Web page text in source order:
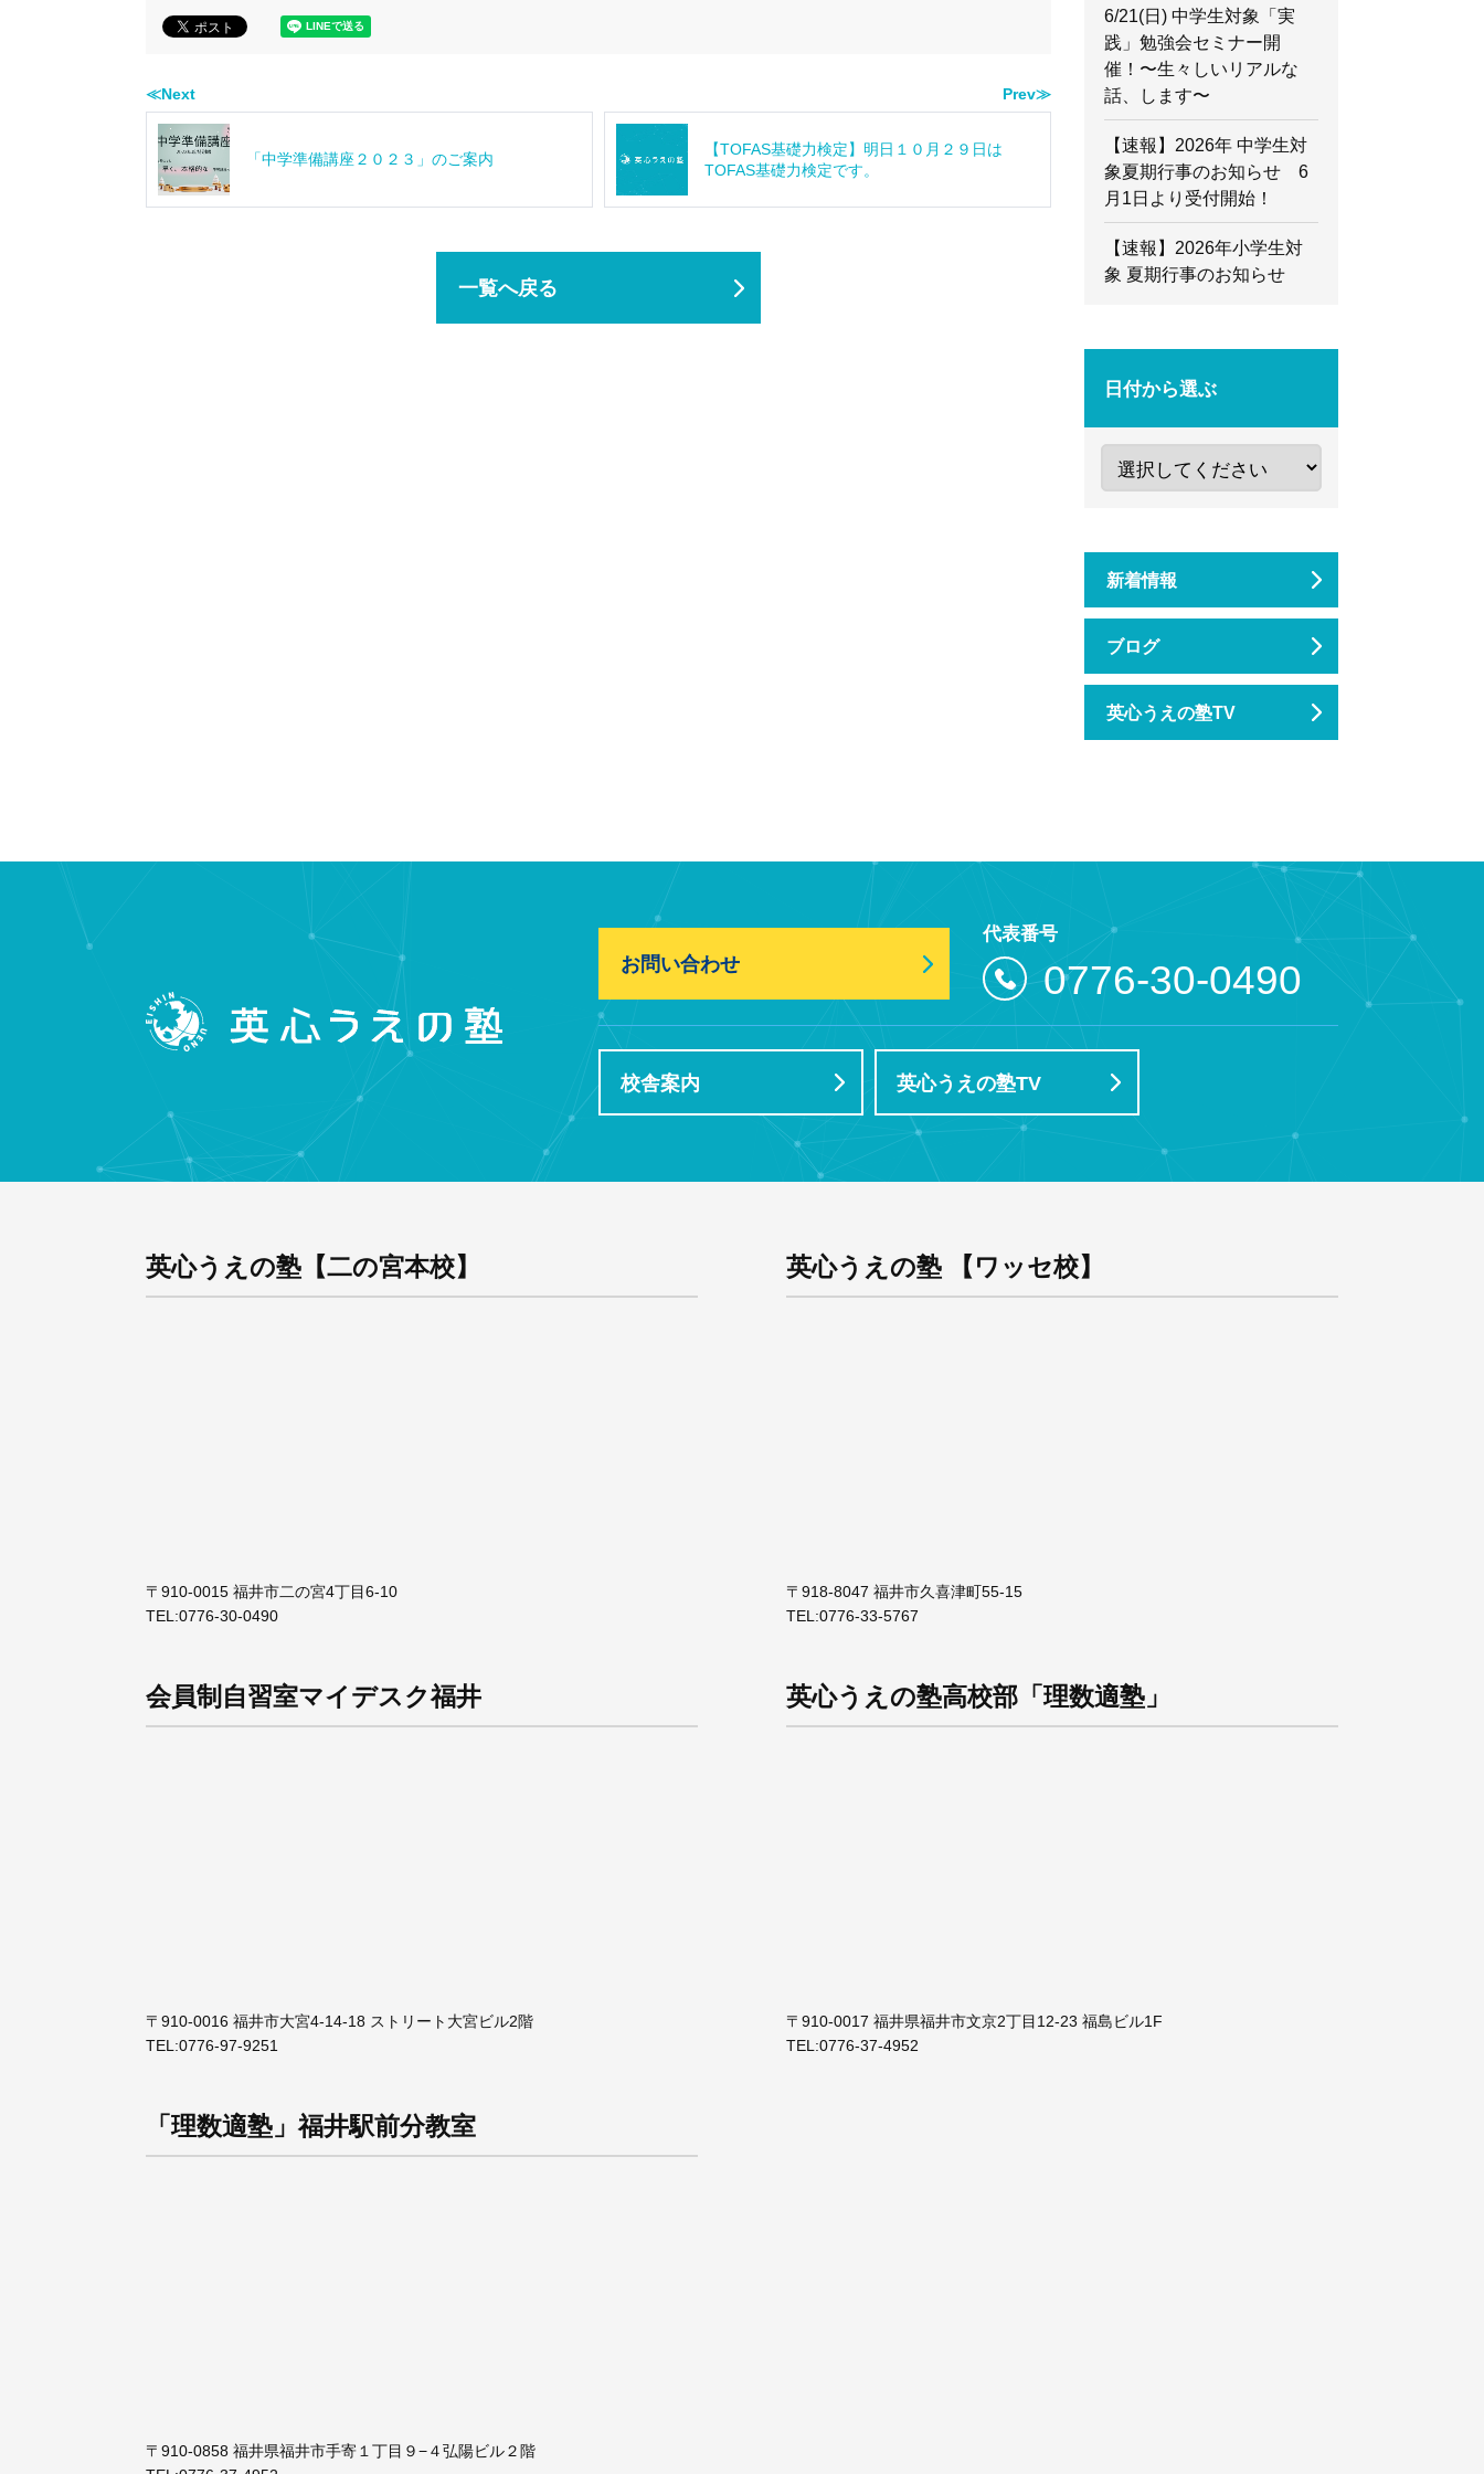
≪Next
「中学準備講座２０２３」のご案内
Prev≫
【TOFAS基礎力検定】明日１０月２９日は
TOFAS基礎力検定です。
一覧へ戻る
6/21(日) 中学生対象「実
践」勉強会セミナー開
催！〜生々しいリアルな
話、します〜
【速報】2026年 中学生対
象夏期行事のお知らせ 6
月1日より受付開始！
【速報】2026年小学生対
象 夏期行事のお知らせ
日付から選ぶ
新着情報
ブログ
英心うえの塾TV
お問い合わせ
代表番号
0776-30-0490
校舎案内 英心うえの塾TV
英心うえの塾【二の宮本校】
〒910-0015 福井市二の宮4丁目6-10
TEL:0776-30-0490
英心うえの塾 【ワッセ校】
〒918-8047 福井市久喜津町55-15
TEL:0776-33-5767
会員制自習室マイデスク福井
〒910-0016 福井市大宮4-14-18 ストリート大宮ビル2階
TEL:0776-97-9251
英心うえの塾高校部「理数適塾」
〒910-0017 福井県福井市文京2丁目12-23 福島ビル1F
TEL:0776-37-4952
「理数適塾」福井駅前分教室
〒910-0858 福井県福井市手寄１丁目９−４弘陽ビル２階